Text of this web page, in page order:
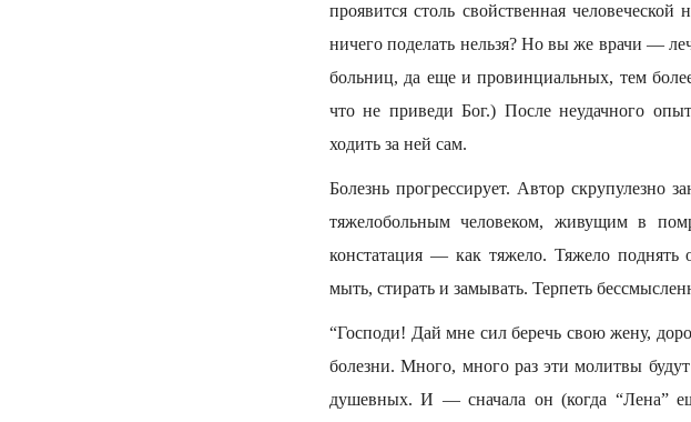
проявится столь свойственная
ничего поделать нельзя? Но вы же врачи —
больниц, да еще и провинциальных, тем
что не приведи Бог.) После неудачного
ходить за ней сам.
Болезнь прогрессирует. Автор скрупулезно
тяжелобольным человеком, живущим в
констатация — как тяжело. Тяжело поднять
мыть, стирать и замывать. Терпеть
“Господи! Дай мне сил беречь свою жену,
болезни. Много, много раз эти молитвы
душевных. И — сначала он (когда “Лена”